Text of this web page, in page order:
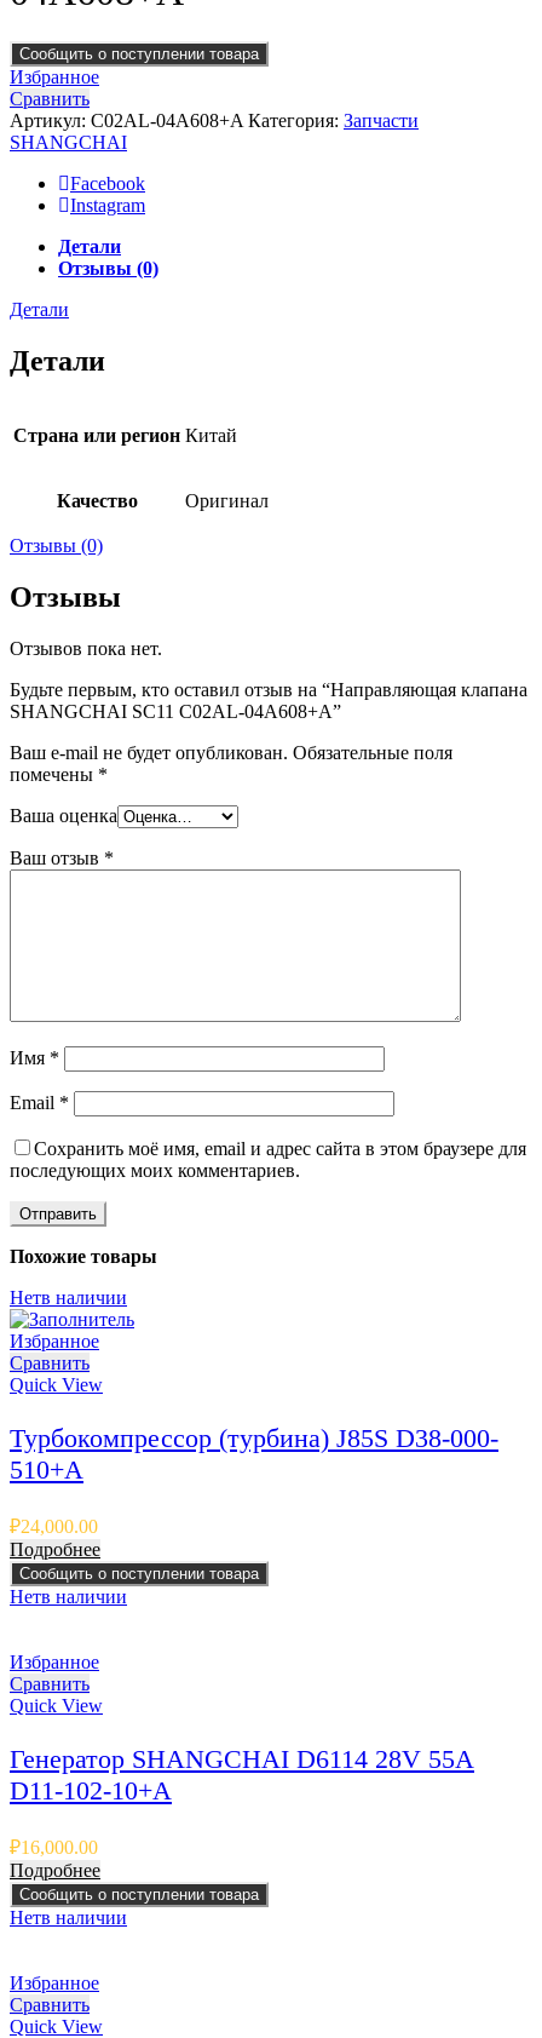
Сообщить о поступлении товара
Избранное
Сравнить
Артикул: C02AL-04A608+A Категория: Запчасти
SHANGCHAI
Facebook
Instagram
Детали
Отзывы (0)
Детали
Детали
Страна или регион Китай
Качество Оригинал
Отзывы (0)
Отзывы
Отзывов пока нет.
Будьте первым, кто оставил отзыв на “Направляющая клапана
SHANGCHAI SC11 C02AL-04A608+A”
Ваш e-mail не будет опубликован. Обязательные поля
помечены *
Ваша оценка
Ваш отзыв *
Имя *
Email *
Сохранить моё имя, email и адрес сайта в этом браузере для
последующих моих комментариев.
Похожие товары
Нетв наличии
Избранное
Сравнить
Quick View
Турбокомпрессор (турбина) J85S D38-000-
510+A
₽24,000.00
Подробнее
Сообщить о поступлении товара
Нетв наличии
Избранное
Сравнить
Quick View
Генератор SHANGCHAI D6114 28V 55A
D11-102-10+A
₽16,000.00
Подробнее
Сообщить о поступлении товара
Нетв наличии
Избранное
Сравнить
Quick View